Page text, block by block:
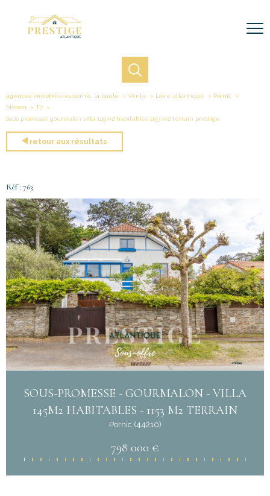
agences immobilières pornic, la baule Vente Loire atlantique
Pornic
Maison
T7
Sous promesse gourmalon villa 145m2 habitables 1153 m2 terrain prestige
retour aux résultats
Réf : 763
SOUS-PROMESSE - GOURMALON - VILLA
145M2 HABITABLES - 1153 M2 TERRAIN
Pornic (44210)
798 000 €